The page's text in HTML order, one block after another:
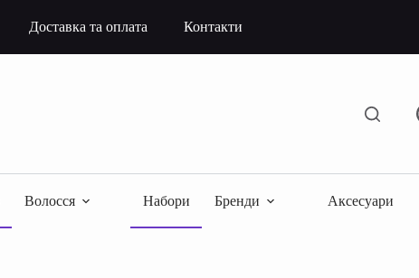
Доставка та оплата Контакти
Волосся Набори Бренди Аксесуари